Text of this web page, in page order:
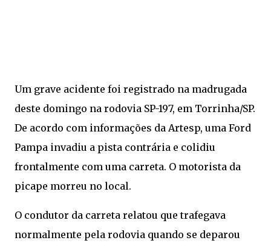
Um grave acidente foi registrado na madrugada
deste domingo na rodovia SP-197, em Torrinha/SP.
De acordo com informações da Artesp, uma Ford
Pampa invadiu a pista contrária e colidiu
frontalmente com uma carreta. O motorista da
picape morreu no local.
O condutor da carreta relatou que trafegava
normalmente pela rodovia quando se deparou